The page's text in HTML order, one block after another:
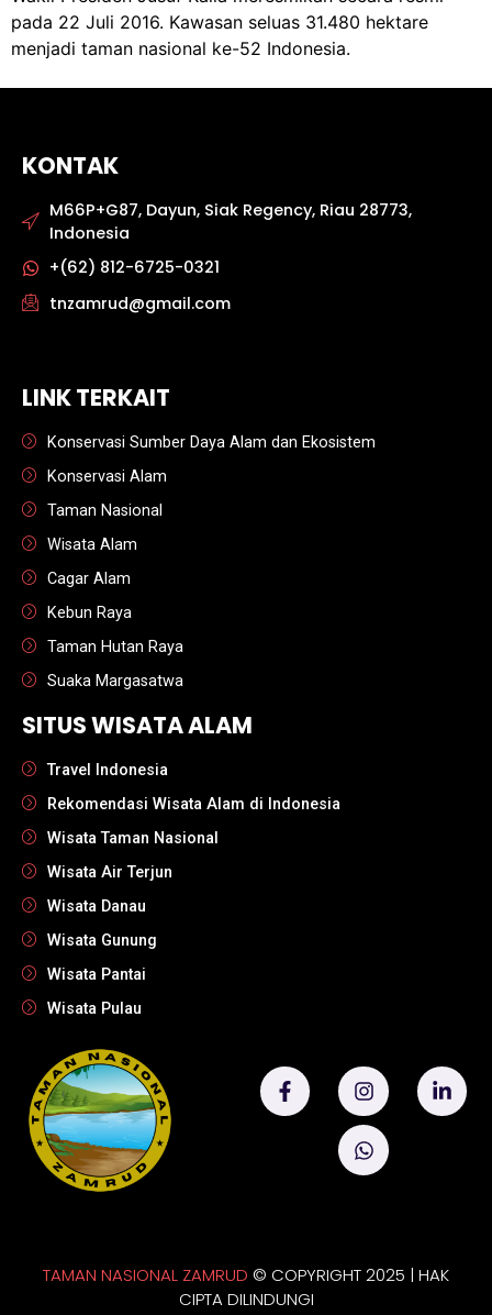
pada 22 Juli 2016. Kawasan seluas 31.480 hektare
menjadi taman nasional ke-52 Indonesia.
KONTAK
M66P+G87, Dayun, Siak Regency, Riau 28773,
Indonesia
+(62) 812-6725-0321
tnzamrud@gmail.com
LINK TERKAIT
Konservasi Sumber Daya Alam dan Ekosistem
Konservasi Alam
Taman Nasional
Wisata Alam
Cagar Alam
Kebun Raya
Taman Hutan Raya
Suaka Margasatwa
SITUS WISATA ALAM
Travel Indonesia
Rekomendasi Wisata Alam di Indonesia
Wisata Taman Nasional
Wisata Air Terjun
Wisata Danau
Wisata Gunung
Wisata Pantai
Wisata Pulau
TAMAN NASIONAL ZAMRUD © COPYRIGHT 2025 | HAK
CIPTA DILINDUNGI